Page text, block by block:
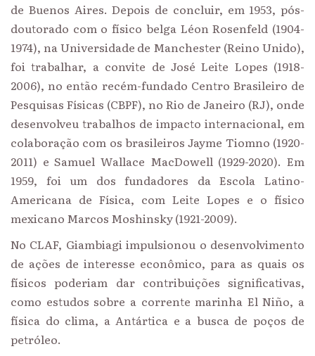
de Buenos Aires. Depois de concluir, em 1953, pós-
doutorado com o físico belga Léon Rosenfeld (1904-
1974), na Universidade de Manchester (Reino Unido),
foi trabalhar, a convite de José Leite Lopes (1918-
2006), no então recém-fundado Centro Brasileiro de
Pesquisas Físicas (CBPF), no Rio de Janeiro (RJ), onde
desenvolveu trabalhos de impacto internacional, em
colaboração com os brasileiros Jayme Tiomno (1920-
2011) e Samuel Wallace MacDowell (1929-2020). Em
1959, foi um dos fundadores da Escola Latino-
Americana de Física, com Leite Lopes e o físico
mexicano Marcos Moshinsky (1921-2009).
No CLAF, Giambiagi impulsionou o desenvolvimento
de ações de interesse econômico, para as quais os
físicos poderiam dar contribuições significativas,
como estudos sobre a corrente marinha El Niño, a
física do clima, a Antártica e a busca de poços de
petróleo.